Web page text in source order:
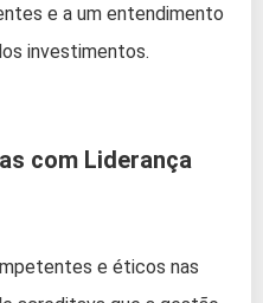
e a um entendimento
investimentos.
com Liderança
e éticos nas